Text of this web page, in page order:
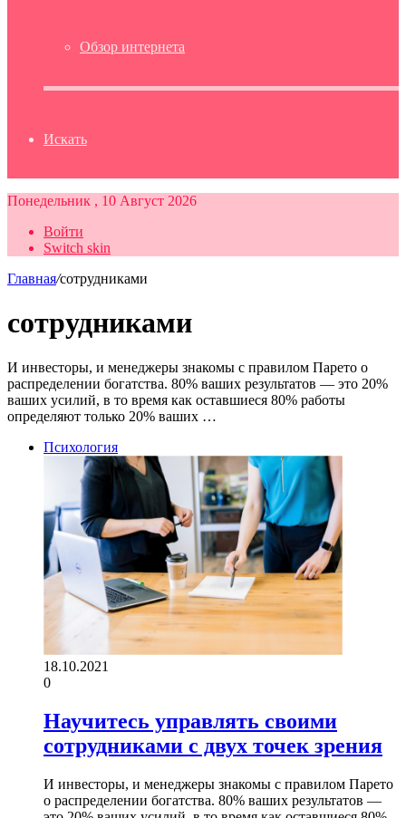
Обзор интернета
Искать
Понедельник , 10 Август 2026
Войти
Switch skin
Главная/сотрудниками
сотрудниками
И инвесторы, и менеджеры знакомы с правилом Парето о
распределении богатства. 80% ваших результатов — это 20%
ваших усилий, в то время как оставшиеся 80% работы
определяют только 20% ваших …
Психология
18.10.2021
0
Научитесь управлять своими
сотрудниками с двух точек зрения
И инвесторы, и менеджеры знакомы с правилом Парето
о распределении богатства. 80% ваших результатов —